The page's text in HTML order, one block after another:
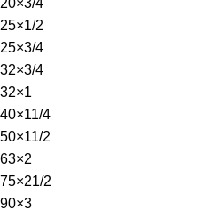
25×1/2
25×3/4
32×3/4
32×1
40×11/4
50×11/2
63×2
75×21/2
90×3